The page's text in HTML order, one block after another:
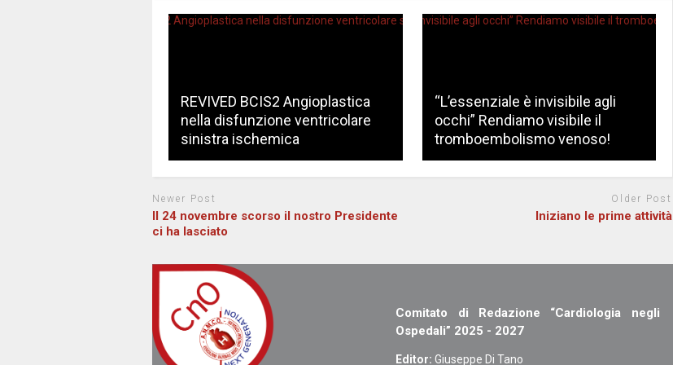
REVIVED BCIS2 Angioplastica
nella disfunzione ventricolare
sinistra ischemica
“L’essenziale è invisibile agli
occhi” Rendiamo visibile il
tromboembolismo venoso!
Newer Post
Il 24 novembre scorso il nostro Presidente
ci ha lasciato
Older Post
Iniziano le prime attività
Comitato di Redazione “Cardiologia negli
Ospedali” 2025 - 2027
Editor: Giuseppe Di Tano